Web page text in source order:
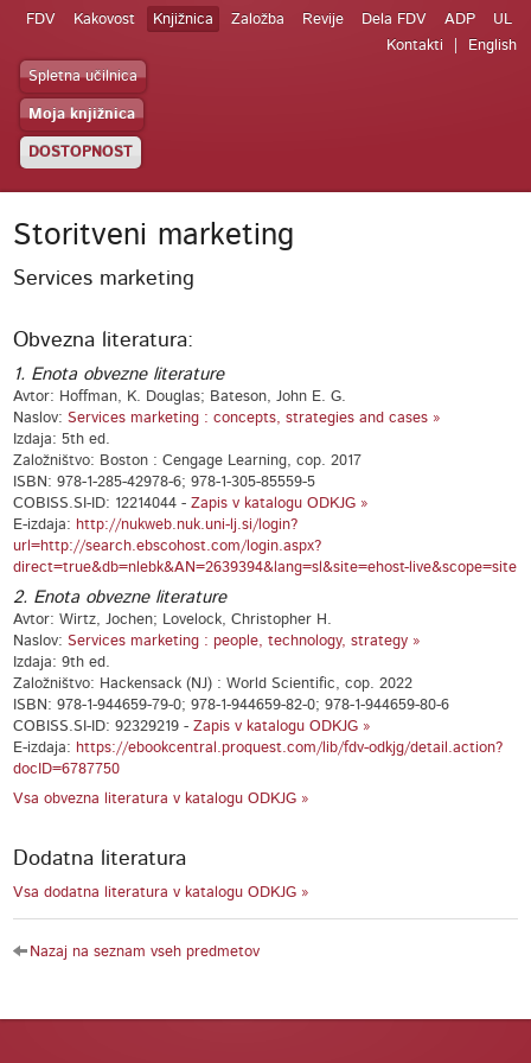
FDV Kakovost Knjižnica Založba Revije Dela FDV ADP
UL
Kontakti
English
Spletna učilnica
Moja knjižnica
DOSTOPNOST
Storitveni marketing
Services marketing
Obvezna literatura:
1. Enota obvezne literature
Avtor: Hoffman, K. Douglas; Bateson, John E. G.
Naslov:Services marketing : concepts, strategies and cases »
Izdaja: 5th ed.
Založništvo: Boston : Cengage Learning, cop. 2017
ISBN: 978-1-285-42978-6; 978-1-305-85559-5
COBISS.SI-ID: 12214044 -Zapis v katalogu ODKJG »
E-izdaja: http://nukweb.nuk.uni-lj.si/login?
url=http://search.ebscohost.com/login.aspx?
direct=true&db=nlebk&AN=2639394&lang=sl&site=ehost-live&scope=site
2. Enota obvezne literature
Avtor: Wirtz, Jochen; Lovelock, Christopher H.
Naslov:Services marketing : people, technology, strategy »
Izdaja: 9th ed.
Založništvo: Hackensack (NJ) : World Scientific, cop. 2022
ISBN: 978-1-944659-79-0; 978-1-944659-82-0; 978-1-944659-80-6
COBISS.SI-ID: 92329219 -Zapis v katalogu ODKJG »
E-izdaja: https://ebookcentral.proquest.com/lib/fdv-odkjg/detail.action?
docID=6787750
Vsa obvezna literatura v katalogu ODKJG »
Dodatna literatura
Vsa dodatna literatura v katalogu ODKJG »
Nazaj na seznam vseh predmetov